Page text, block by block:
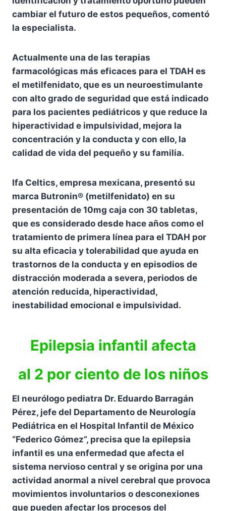
cambiar el futuro de estos pequeños, comentó
la especialista.
Actualmente una de las terapias
farmacológicas más eficaces para el TDAH es
el metilfenidato, que es un neuroestimulante
con alto grado de seguridad que está indicado
para los pacientes pediátricos y que reduce la
hiperactividad e impulsividad, mejora la
concentración y la conducta y con ello, la
calidad de vida del pequeño y su familia.
Ifa Celtics, empresa mexicana, presentó su
marca Butronin® (metilfenidato) en su
presentación de 10mg caja con 30 tabletas,
que es considerado desde hace años como el
tratamiento de primera línea para el TDAH por
su alta eficacia y tolerabilidad que ayuda en
trastornos de la conducta y en episodios de
distracción moderada a severa, periodos de
atención reducida, hiperactividad,
inestabilidad emocional e impulsividad.
Epilepsia infantil afecta
al 2 por ciento de los niños
El neurólogo pediatra Dr. Eduardo Barragán
Pérez, jefe del Departamento de Neurología
Pediátrica en el Hospital Infantil de México
“Federico Gómez”, precisa que la epilepsia
infantil es una enfermedad que afecta el
sistema nervioso central y se origina por una
actividad anormal a nivel cerebral que provoca
movimientos involuntarios o desconexiones
que pueden afectar los procesos del